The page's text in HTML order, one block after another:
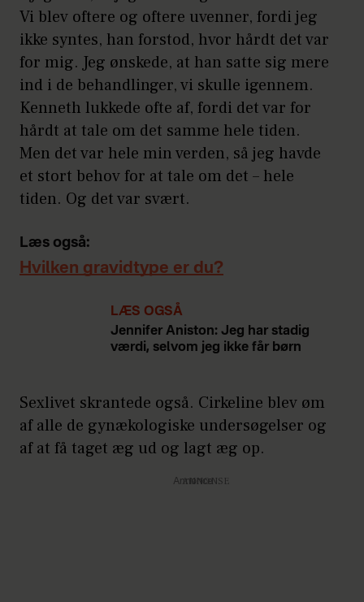
Vi blev oftere og oftere uvenner, fordi jeg
ikke syntes, han forstod, hvor hårdt det var
for mig. Jeg ønskede, at han satte sig mere
ind i de behandlinger, vi skulle igennem.
Kenneth lukkede ofte af, fordi det var for
hårdt at tale om det samme hele tiden.
Men det var hele min verden, så jeg havde
et stort behov for at tale om det – hele
tiden. Og det var svært.
Læs også:
Hvilken gravidtype er du?
LÆS OGSÅ
Jennifer Aniston: Jeg har stadig
værdi, selvom jeg ikke får børn
Sexlivet skrantede også. Cirkeline blev øm
af alle de gynækologiske undersøgelser og
af at få taget æg ud og lagt æg op.
Annonce